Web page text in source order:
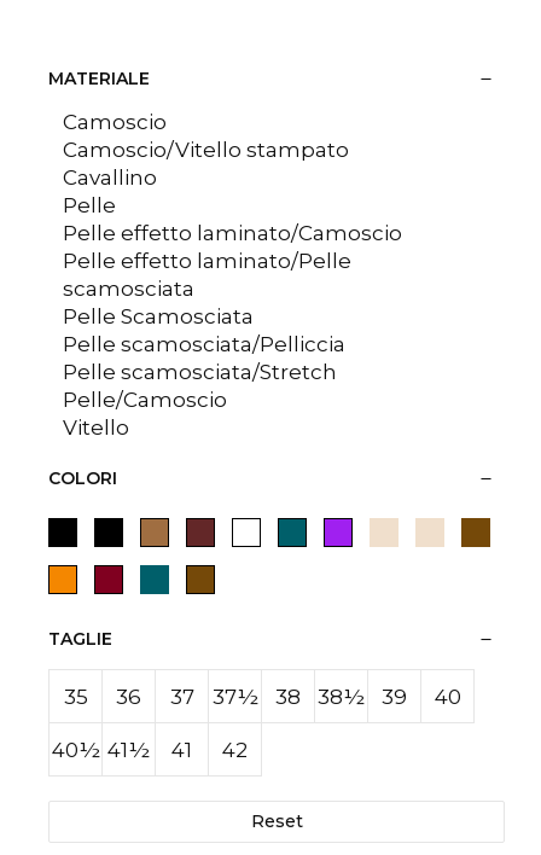
MATERIALE
Camoscio
Camoscio/Vitello stampato
Cavallino
Pelle
Pelle effetto laminato/Camoscio
Pelle effetto laminato/Pelle
scamosciata
Pelle Scamosciata
Pelle scamosciata/Pelliccia
Pelle scamosciata/Stretch
Pelle/Camoscio
Vitello
COLORI
TAGLIE
35 36 37 37½ 38 38½ 39 40
40½ 41½ 41 42
Reset